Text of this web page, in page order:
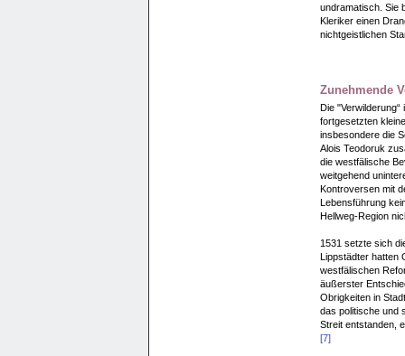
undramatisch. Sie
Kleriker einen
nichtgeistlichen
Zunehmende
Die
fortgesetzten
insbesondere die
Alois Teodoruk
die westfälische
weitgehend
Kontroversen mit
Lebensführung
Hellweg-Region
1531 setzte sich
Lippstädter hatten
westfälischen
äußerster
Obrigkeiten in
das politische und
Streit entstanden,
[7]